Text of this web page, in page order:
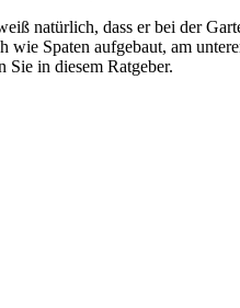
natürlich, dass er bei der
wie Spaten aufgebaut, am
Sie in diesem Ratgeber.